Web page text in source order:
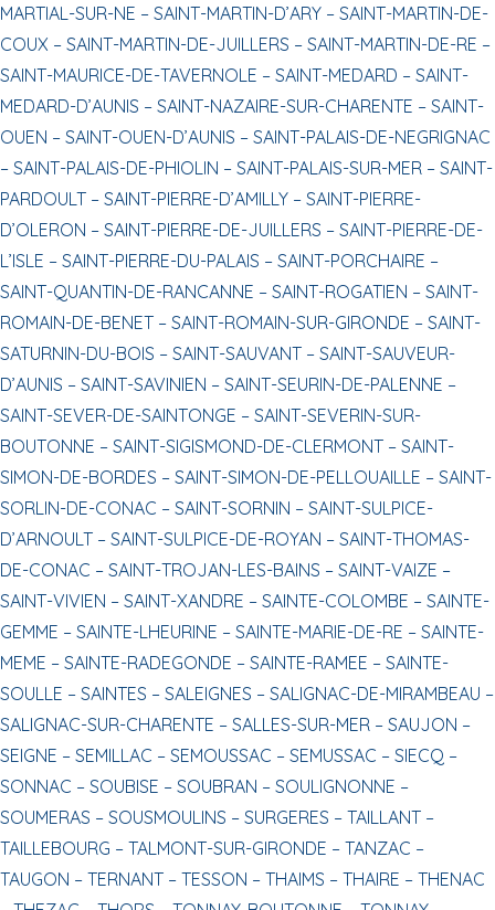
MARTIAL-SUR-NE – SAINT-MARTIN-D’ARY – SAINT-MARTIN-DE-
COUX – SAINT-MARTIN-DE-JUILLERS – SAINT-MARTIN-DE-RE –
SAINT-MAURICE-DE-TAVERNOLE – SAINT-MEDARD – SAINT-
MEDARD-D’AUNIS – SAINT-NAZAIRE-SUR-CHARENTE – SAINT-
OUEN – SAINT-OUEN-D’AUNIS – SAINT-PALAIS-DE-NEGRIGNAC
– SAINT-PALAIS-DE-PHIOLIN – SAINT-PALAIS-SUR-MER – SAINT-
PARDOULT – SAINT-PIERRE-D’AMILLY – SAINT-PIERRE-
D’OLERON – SAINT-PIERRE-DE-JUILLERS – SAINT-PIERRE-DE-
L’ISLE – SAINT-PIERRE-DU-PALAIS – SAINT-PORCHAIRE –
SAINT-QUANTIN-DE-RANCANNE – SAINT-ROGATIEN – SAINT-
ROMAIN-DE-BENET – SAINT-ROMAIN-SUR-GIRONDE – SAINT-
SATURNIN-DU-BOIS – SAINT-SAUVANT – SAINT-SAUVEUR-
D’AUNIS – SAINT-SAVINIEN – SAINT-SEURIN-DE-PALENNE –
SAINT-SEVER-DE-SAINTONGE – SAINT-SEVERIN-SUR-
BOUTONNE – SAINT-SIGISMOND-DE-CLERMONT – SAINT-
SIMON-DE-BORDES – SAINT-SIMON-DE-PELLOUAILLE – SAINT-
SORLIN-DE-CONAC – SAINT-SORNIN – SAINT-SULPICE-
D’ARNOULT – SAINT-SULPICE-DE-ROYAN – SAINT-THOMAS-
DE-CONAC – SAINT-TROJAN-LES-BAINS – SAINT-VAIZE –
SAINT-VIVIEN – SAINT-XANDRE – SAINTE-COLOMBE – SAINTE-
GEMME – SAINTE-LHEURINE – SAINTE-MARIE-DE-RE – SAINTE-
MEME – SAINTE-RADEGONDE – SAINTE-RAMEE – SAINTE-
SOULLE – SAINTES – SALEIGNES – SALIGNAC-DE-MIRAMBEAU –
SALIGNAC-SUR-CHARENTE – SALLES-SUR-MER – SAUJON –
SEIGNE – SEMILLAC – SEMOUSSAC – SEMUSSAC – SIECQ –
SONNAC – SOUBISE – SOUBRAN – SOULIGNONNE –
SOUMERAS – SOUSMOULINS – SURGERES – TAILLANT –
TAILLEBOURG – TALMONT-SUR-GIRONDE – TANZAC –
TAUGON – TERNANT – TESSON – THAIMS – THAIRE – THENAC